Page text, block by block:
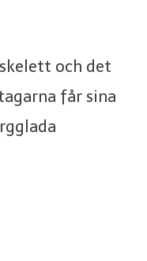
och det
får sina